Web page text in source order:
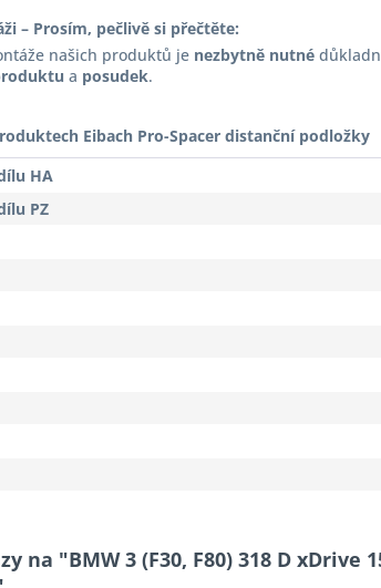
– Prosím, pečlivě si přečtěte:
našich produktů je nezbytně nutné
a posudek.
Eibach Pro-Spacer distanční podložky
HA
PZ
na "BMW 3 (F30, F80) 318 D xDrive